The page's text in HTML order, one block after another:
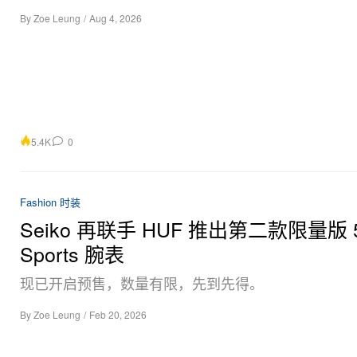
ByZoe Leung / Aug 4, 2026
5.4K 0
Fashion 时装
Seiko 再联手 HUF 推出第二款限量版
Sports 腕表
现已开启预售，数量有限，先到先得。
ByZoe Leung / Feb 20, 2026